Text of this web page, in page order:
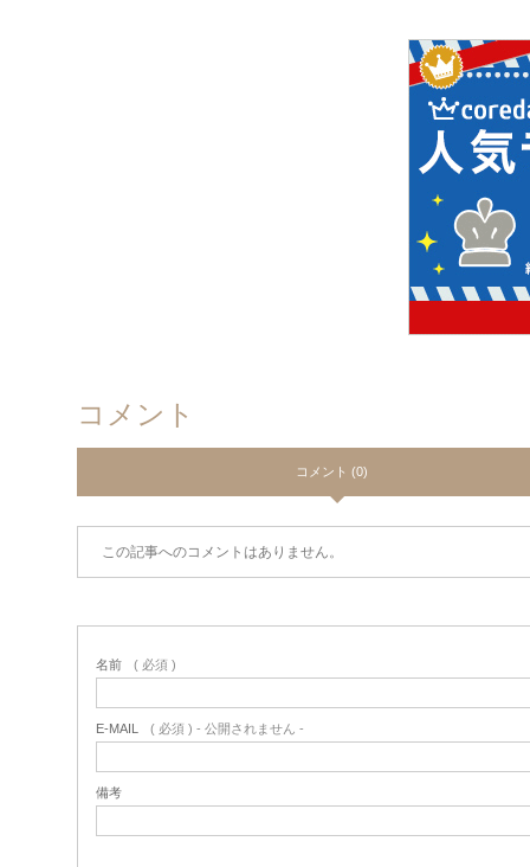
コメント
コメント (0)
この記事へのコメントはありません。
名前 ( 必須 )
E-MAIL ( 必須 ) - 公開されません -
備考